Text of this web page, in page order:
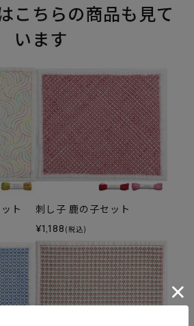
こちらの商品も見て
います
ト 刺し子 鹿の子セット
¥1,188 (税込)